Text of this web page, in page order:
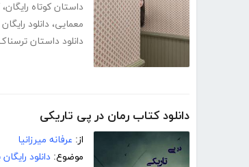
داستان کوتاه رایگان،
معمایی، دانلود
دانلود داستان
دانلود کتاب رمان در پی تاریکی
از: عرفانه میرزانیا
موضوع: دانلود